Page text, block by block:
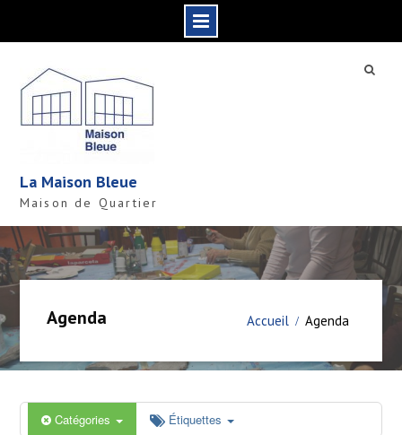
t
e
n
t
La Maison Bleue
Maison de Quartier
Agenda Accueil Agenda
Catégories Étiquettes